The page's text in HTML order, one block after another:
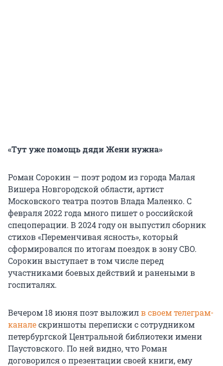
«Тут уже помощь дяди Жени нужна»
Роман Сорокин — поэт родом из города Малая
Вишера Новгородской области, артист
Московского театра поэтов Влада Маленко. С
февраля 2022 года много пишет о российской
спецоперации. В 2024 году он выпустил сборник
стихов «Переменчивая ясность», который
сформировался по итогам поездок в зону СВО.
Сорокин выступает в том числе перед
участниками боевых действий и ранеными в
госпиталях.
Вечером 18 июня поэт выложилв своем телеграм-
каналескриншоты переписки с сотрудником
петербургской Центральной библиотеки имени
Паустовского. По ней видно, что Роман
договорился о презентации своей книги, ему